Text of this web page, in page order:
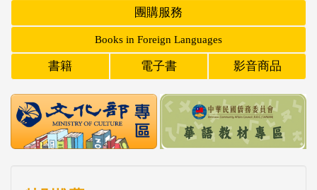
團購服務
Books in Foreign Languages
書籍 電子書 影音商品